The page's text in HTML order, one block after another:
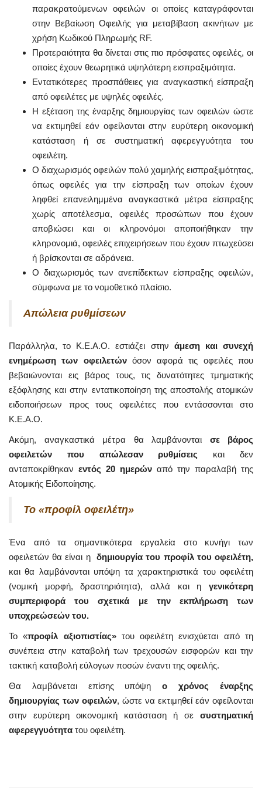
παρακρατούμενων οφειλών οι οποίες καταγράφονται
στην Βεβαίωση Οφειλής για μεταβίβαση ακινήτων με
χρήση Κωδικού Πληρωμής RF.
Προτεραιότητα θα δίνεται στις πιο πρόσφατες οφειλές, οι
οποίες έχουν θεωρητικά υψηλότερη εισπραξιμότητα.
Εντατικότερες προσπάθειες για αναγκαστική είσπραξη
από οφειλέτες με υψηλές οφειλές.
Η εξέταση της έναρξης δημιουργίας των οφειλών ώστε
να εκτιμηθεί εάν οφείλονται στην ευρύτερη οικονομική
κατάσταση ή σε συστηματική αφερεγγυότητα του
οφειλέτη.
Ο διαχωρισμός οφειλών πολύ χαμηλής εισπραξιμότητας,
όπως οφειλές για την είσπραξη των οποίων έχουν
ληφθεί επανειλημμένα αναγκαστικά μέτρα είσπραξης
χωρίς αποτέλεσμα, οφειλές προσώπων που έχουν
αποβιώσει και οι κληρονόμοι αποποιήθηκαν την
κληρονομιά, οφειλές επιχειρήσεων που έχουν πτωχεύσει
ή βρίσκονται σε αδράνεια.
Ο διαχωρισμός των ανεπίδεκτων είσπραξης οφειλών,
σύμφωνα με το νομοθετικό πλαίσιο.
Απώλεια ρυθμίσεων
Παράλληλα, το Κ.Ε.Α.Ο. εστιάζει στην άμεση και συνεχή
ενημέρωση των οφειλετώνόσον αφορά τις οφειλές που
βεβαιώνονται εις βάρος τους, τις δυνατότητες τμηματικής
εξόφλησης και στην εντατικοποίηση της αποστολής ατομικών
ειδοποιήσεων προς τους οφειλέτες που εντάσσονται στο
Κ.Ε.Α.Ο.
Ακόμη, αναγκαστικά μέτρα θα λαμβάνονται σε βάρος
οφειλετών που απώλεσαν ρυθμίσεις και δεν
ανταποκρίθηκαν εντός 20 ημερών από την παραλαβή της
Ατομικής Ειδοποίησης.
Το «προφίλ οφειλέτη»
Ένα από τα σημαντικότερα εργαλεία στο κυνήγι των
οφειλετών θα είναι η δημιουργία του προφίλ του οφειλέτη,
και θα λαμβάνονται υπόψη τα χαρακτηριστικά του οφειλέτη
(νομική μορφή, δραστηριότητα), αλλά και η γενικότερη
συμπεριφορά του σχετικά με την εκπλήρωση των
υποχρεώσεών του.
Το «προφίλ αξιοπιστίας»του οφειλέτη ενισχύεται από τη
συνέπεια στην καταβολή των τρεχουσών εισφορών και την
τακτική καταβολή εύλογων ποσών έναντι της οφειλής.
Θα λαμβάνεται επίσης υπόψηο χρόνος έναρξης
δημιουργίας των οφειλών, ώστε να εκτιμηθεί εάν οφείλονται
στην ευρύτερη οικονομική κατάσταση ή σε συστηματική
αφερεγγυότητα του οφειλέτη.